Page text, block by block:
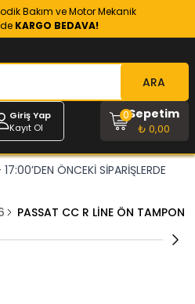
Bakım ve Motor Mekanik
KARGO BEDAVA!
ARA
Giriş Yap
Kayıt Ol
Sepetim
₺ 0,00
0
ÖNCEKİ SİPARİŞLERDE
PASSAT CC R LİNE ÖN TAMPON